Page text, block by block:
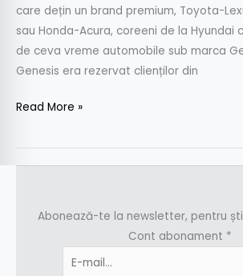
care dețin un brand premium, Toyota-
sau Honda-Acura, coreeni de la Hyundai
de ceva vreme automobile sub marca
Genesis era rezervat clienților din
Read More »
Abonează-te la newsletter, pentru
Cont abonament *